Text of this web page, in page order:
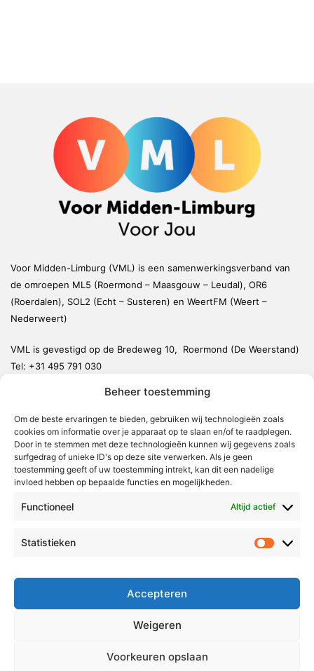
Beheer toestemming
Om de beste ervaringen te bieden, gebruiken wij technologieën zoals
cookies om informatie over je apparaat op te slaan en/of te raadplegen.
Door in te stemmen met deze technologieën kunnen wij gegevens zoals
surfgedrag of unieke ID's op deze site verwerken. Als je geen
toestemming geeft of uw toestemming intrekt, kan dit een nadelige
invloed hebben op bepaalde functies en mogelijkheden.
Functioneel Altijd actief
Statistieken
Accepteren
Weigeren
Voorkeuren opslaan
Voor Midden-Limburg (VML) is een samenwerkingsverband van
de omroepen ML5 (Roermond – Maasgouw – Leudal), OR6
(Roerdalen), SOL2 (Echt – Susteren) en WeertFM (Weert –
Nederweert)
VML is gevestigd op de Bredeweg 10, Roermond (De Weerstand)
Tel: +31 495 791 030
Weert
Nederweert
Leudal
Maasgouw
Echt-Susteren
Roermond
Radio & TV